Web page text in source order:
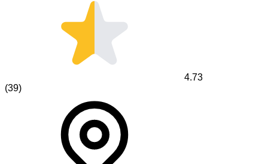
4.73
(39)